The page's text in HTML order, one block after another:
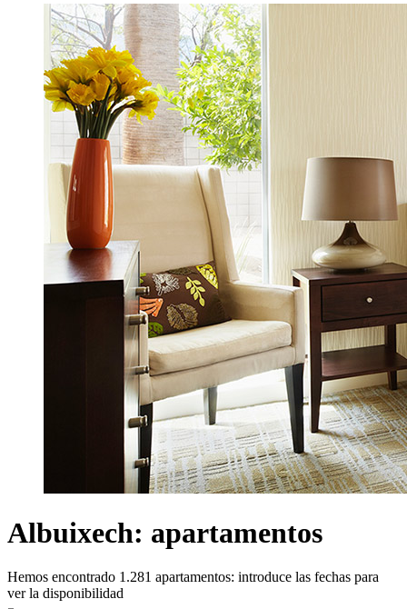
Albuixech: apartamentos
Hemos encontrado 1.281 apartamentos: introduce las fechas para
ver la disponibilidad